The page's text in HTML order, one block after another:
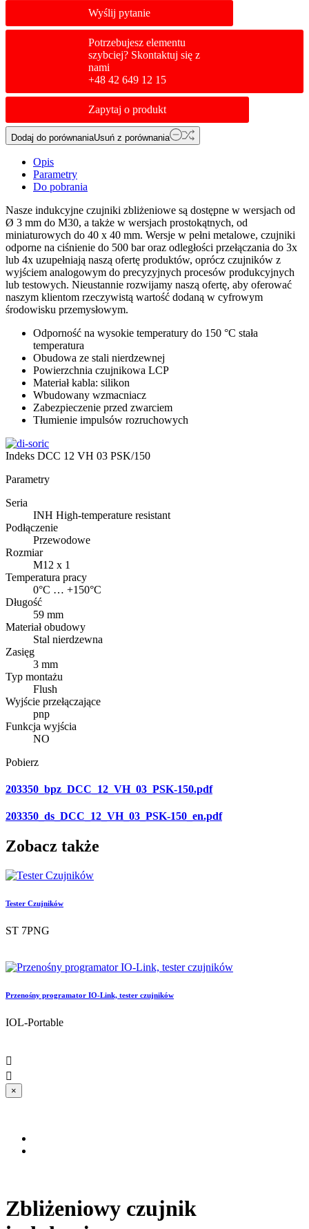
Wyślij pytanie
Potrzebujesz elementu
szybciej? Skontaktuj się z
nami
+48 42 649 12 15
Zapytaj o produkt
Dodaj do porównaniaUsuń z porównania
Opis
Parametry
Do pobrania
Nasze indukcyjne czujniki zbliżeniowe są dostępne w wersjach od
Ø 3 mm do M30, a także w wersjach prostokątnych, od
miniaturowych do 40 x 40 mm. Wersje w pełni metalowe, czujniki
odporne na ciśnienie do 500 bar oraz odległości przełączania do 3x
lub 4x uzupełniają naszą ofertę produktów, oprócz czujników z
wyjściem analogowym do precyzyjnych procesów produkcyjnych
lub testowych. Nieustannie rozwijamy naszą ofertę, aby oferować
naszym klientom rzeczywistą wartość dodaną w cyfrowym
środowisku przemysłowym.
Odporność na wysokie temperatury do 150 °C stała
temperatura
Obudowa ze stali nierdzewnej
Powierzchnia czujnikowa LCP
Materiał kabla: silikon
Wbudowany wzmacniacz
Zabezpieczenie przed zwarciem
Tłumienie impulsów rozruchowych
Indeks DCC 12 VH 03 PSK/150
Parametry
Seria
INH High-temperature resistant
Podłączenie
Przewodowe
Rozmiar
M12 x 1
Temperatura pracy
0°C … +150°C
Długość
59 mm
Materiał obudowy
Stal nierdzewna
Zasięg
3 mm
Typ montażu
Flush
Wyjście przełączające
pnp
Funkcja wyjścia
NO
Pobierz
203350_bpz_DCC_12_VH_03_PSK-150.pdf
203350_ds_DCC_12_VH_03_PSK-150_en.pdf
Zobacz także
Tester Czujników
ST 7PNG
Przenośny programator IO-Link, tester czujników
IOL-Portable


×
Zbliżeniowy czujnik